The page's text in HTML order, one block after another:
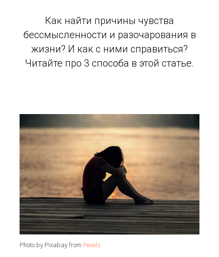
Как найти причины чувства
бессмысленности и разочарования в
жизни? И как с ними справиться?
Читайте про 3 способа в этой статье.
Photo by Pixabay from Pexels